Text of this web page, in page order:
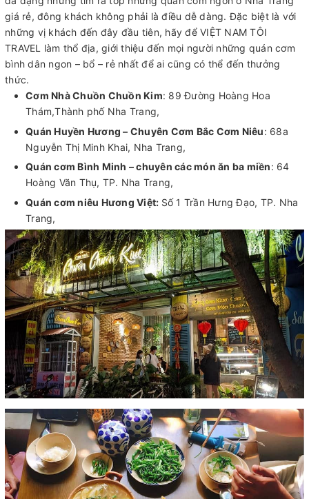
giá rẻ, đông khách không phải là điều dễ dàng. Đặc biệt là với
những vị khách đến đây đầu tiên, hãy để VIỆT NAM TÔI
TRAVEL làm thổ địa, giới thiệu đến mọi người những quán cơm
bình dân ngon – bổ – rẻ nhất để ai cũng có thể đến thưởng
thức.
Cơm Nhà Chuồn Chuồn Kim: 89 Đường Hoàng Hoa
Thám,Thành phố Nha Trang,
Quán Huyền Hương – Chuyên Cơm Bắc Cơm Niêu: 68a
Nguyễn Thị Minh Khai, Nha Trang,
Quán cơm Bình Minh – chuyên các món ăn ba miền: 64
Hoàng Văn Thụ, TP. Nha Trang,
Quán cơm niêu Hương Việt: Số 1 Trần Hưng Đạo, TP. Nha
Trang,